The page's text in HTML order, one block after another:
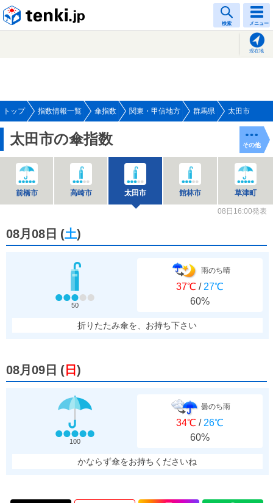
検索 メニュー
現在地
トップ 指数情報一覧 傘指数 関東・甲信地方 群馬県 太田市
太田市の傘指数
前橋市 高崎市 太田市 館林市 草津町
その他
08日16:00発表
08月08日 (土)
50
雨のち晴
37℃ / 27℃
60%
折りたたみ傘を、お持ち下さい
08月09日 ( 日 )
100
曇のち雨
34℃ / 26℃
60%
かならず傘をお持ちくださいね